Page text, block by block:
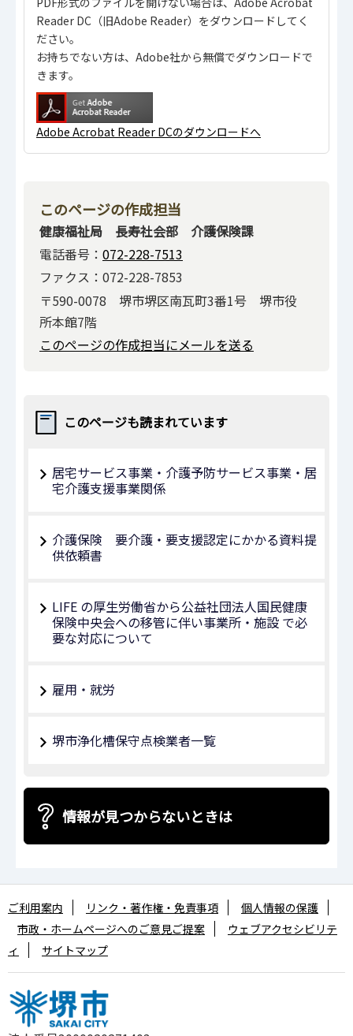
Reader DC（旧Adobe Reader）をダウンロードしてく
ださい。
お持ちでない方は、Adobe社から無償でダウンロードで
きます。
Adobe Acrobat Reader DCのダウンロードへ
このページの作成担当
健康福祉局 長寿社会部 介護保険課
電話番号： 072-228-7513
ファクス：072-228-7853
〒590-0078 堺市堺区南瓦町3番1号 堺市役
所本館7階
このページの作成担当にメールを送る
このページも読まれています
居宅サービス事業・介護予防サービス事業・居
宅介護支援事業関係
介護保険 要介護・要支援認定にかかる資料提
供依頼書
LIFE の厚生労働省から公益社団法人国民健康
保険中央会への移管に伴い事業所・施設 で必
要な対応について
雇用・就労
堺市浄化槽保守点検業者一覧
情報が見つからないときは
ご利用案内 リンク・著作権・免責事項
個人情報の保護
市政・ホームページへのご意見ご提案
ウェブアクセシビリテ
ィ
サイトマップ